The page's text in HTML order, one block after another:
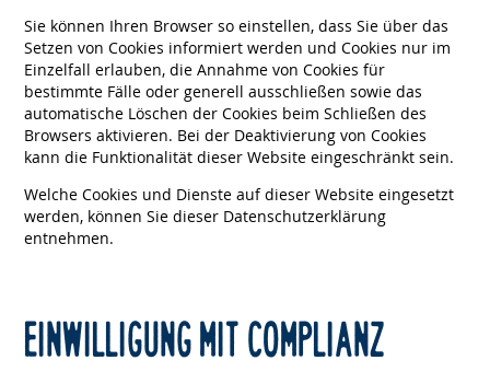
Sie können Ihren Browser so einstellen, dass Sie über das
Setzen von Cookies informiert werden und Cookies nur im
Einzelfall erlauben, die Annahme von Cookies für
bestimmte Fälle oder generell ausschließen sowie das
automatische Löschen der Cookies beim Schließen des
Browsers aktivieren. Bei der Deaktivierung von Cookies
kann die Funktionalität dieser Website eingeschränkt sein.
Welche Cookies und Dienste auf dieser Website eingesetzt
werden, können Sie dieser Datenschutzerklärung
entnehmen.
EINWILLIGUNG MIT COMPLIANZ